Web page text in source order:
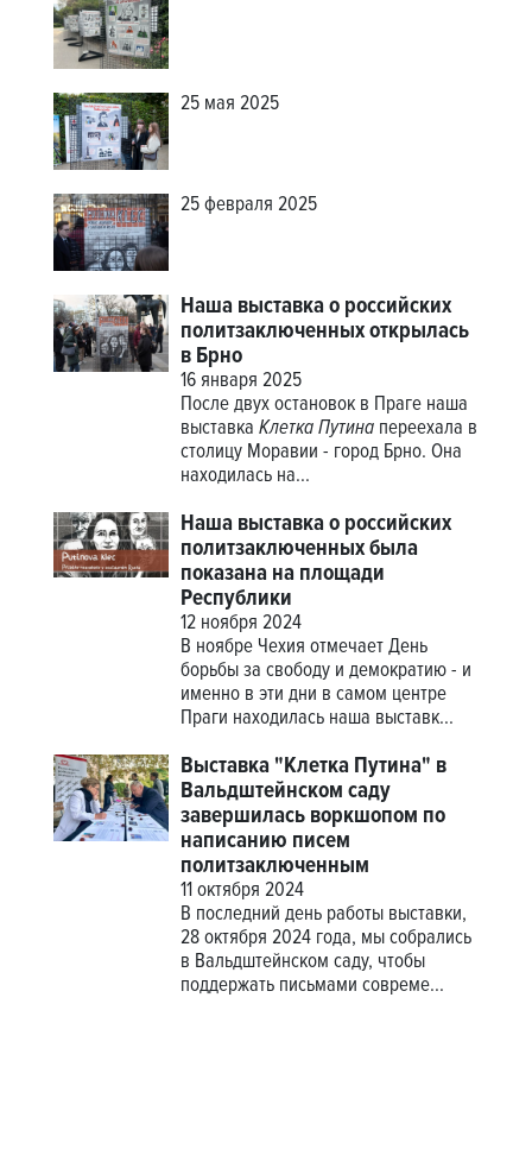
25 мая 2025
25 февраля 2025
Наша выставка о российских
политзаключенных открылась
в Брно
16 января 2025
После двух остановок в Праге наша
выставкаКлетка Путина переехала в
столицу Моравии - город Брно. Она
находилась на...
Наша выставка о российских
политзаключенных была
показана на площади
Республики
12 ноября 2024
В ноябре Чехия отмечает День
борьбы за свободу и демократию - и
именно в эти дни в самом центре
Праги находилась наша выставк...
Выставка "Клетка Путина" в
Вальдштейнском саду
завершилась воркшопом по
написанию писем
политзаключенным
11 октября 2024
В последний день работы выставки,
28 октября 2024 года, мы собрались
в Вальдштейнском саду, чтобы
поддержать письмами совреме...